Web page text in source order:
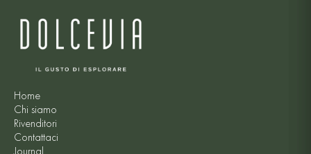
Home
Chi siamo
Rivenditori
Contattaci
Journal